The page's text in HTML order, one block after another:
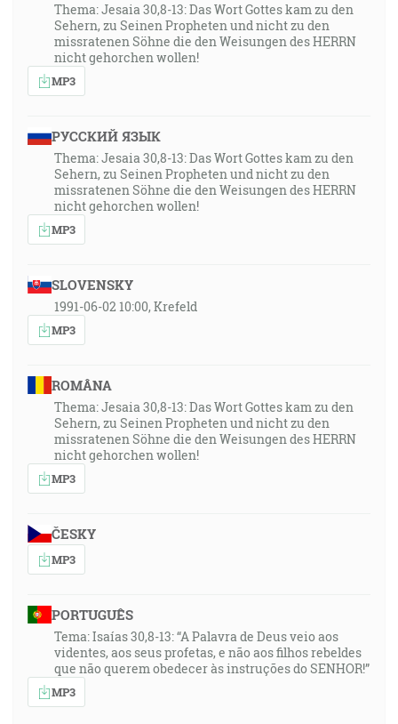
Thema: Jesaia 30,8-13: Das Wort Gottes kam zu den
Sehern, zu Seinen Propheten und nicht zu den
missratenen Söhne die den Weisungen des HERRN
nicht gehorchen wollen!
MP3
РУССКИЙ ЯЗЫК
Thema: Jesaia 30,8-13: Das Wort Gottes kam zu den
Sehern, zu Seinen Propheten und nicht zu den
missratenen Söhne die den Weisungen des HERRN
nicht gehorchen wollen!
MP3
SLOVENSKY
1991-06-02 10:00, Krefeld
MP3
ROMÂNA
Thema: Jesaia 30,8-13: Das Wort Gottes kam zu den
Sehern, zu Seinen Propheten und nicht zu den
missratenen Söhne die den Weisungen des HERRN
nicht gehorchen wollen!
MP3
ČESKY
MP3
PORTUGUÊS
Tema: Isaías 30,8-13: “A Palavra de Deus veio aos
videntes, aos seus profetas, e não aos filhos rebeldes
que não querem obedecer às instruções do SENHOR!”
MP3